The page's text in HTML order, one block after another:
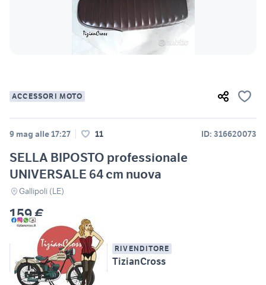
ACCESSORI MOTO
9 mag alle 17:27 11 ID: 316620073
SELLA BIPOSTO professionale
UNIVERSALE 64 cm nuova
Gallipoli (LE)
159 €
RIVENDITORE
TizianCross